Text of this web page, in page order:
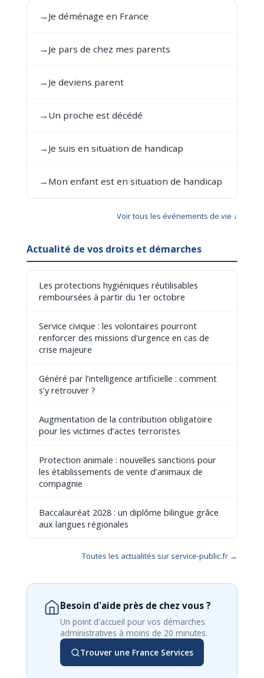
→ Je déménage en France
→ Je pars de chez mes parents
→ Je deviens parent
→ Un proche est décédé
→ Je suis en situation de handicap
→ Mon enfant est en situation de handicap
Voir tous les événements de vie ↓
Actualité de vos droits et démarches
Les protections hygiéniques réutilisables
remboursées à partir du 1er octobre
Service civique : les volontaires pourront
renforcer des missions d'urgence en cas de
crise majeure
Généré par l’intelligence artificielle : comment
s’y retrouver ?
Augmentation de la contribution obligatoire
pour les victimes d’actes terroristes
Protection animale : nouvelles sanctions pour
les établissements de vente d’animaux de
compagnie
Baccalauréat 2028 : un diplôme bilingue grâce
aux langues régionales
Toutes les actualités sur service-public.fr →
Besoin d'aide près de chez vous ?
Un point d'accueil pour vos démarches
administratives à moins de 20 minutes.
Trouver une France Services